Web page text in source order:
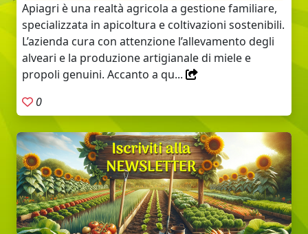
Apiagri è una realtà agricola a gestione familiare,
specializzata in apicoltura e coltivazioni sostenibili.
L’azienda cura con attenzione l’allevamento degli
alveari e la produzione artigianale di miele e
propoli genuini. Accanto a qu...
0